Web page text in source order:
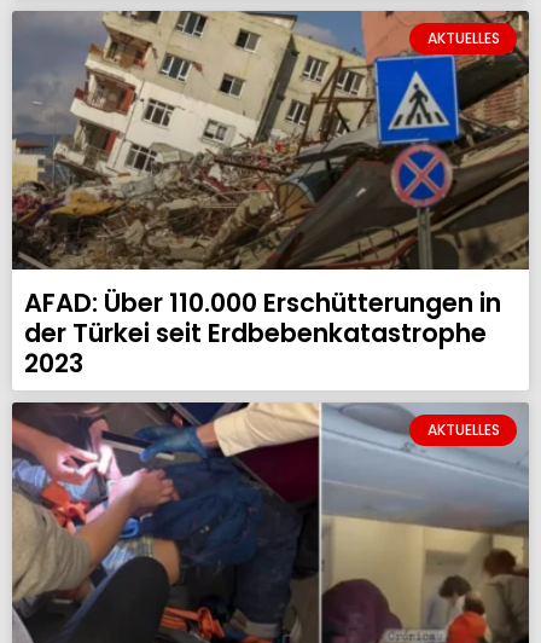
AKTUELLES
AFAD: Über 110.000 Erschütterungen in
der Türkei seit Erdbebenkatastrophe
2023
AKTUELLES